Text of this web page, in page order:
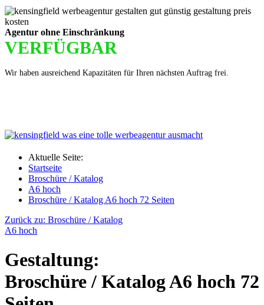
Agentur ohne Einschränkung
VERFÜGBAR
Wir haben ausreichend Kapazitäten für Ihren nächsten Auftrag frei.
Aktuelle Seite:
Startseite
Broschüre / Katalog
A6 hoch
Broschüre / Katalog A6 hoch 72 Seiten
Zurück zu: Broschüre / Katalog
A6 hoch
Gestaltung:
Broschüre / Katalog A6 hoch 72